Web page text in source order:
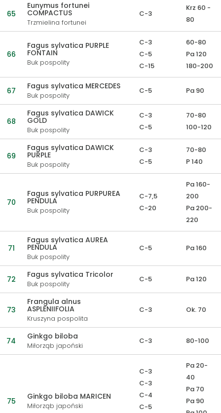
65
Eunymus fortunei
COMPACTUS
Trzmielina fortunei
C-3
Krz 60 -
80
66
Fagus sylvatica PURPLE
FONTAIN
Buk pospolity
C-3
C-5
C-15
60-80
Pa 120
180-200
67 Fagus sylvatica MERCEDES
Buk pospolity
C-5 Pa 90
68
Fagus sylvatica DAWICK
GOLD
Buk pospolity
C-3
C-5
70-80
100-120
69
Fagus sylvatica DAWICK
PURPLE
Buk pospolity
C-3
C-5
70-80
P 140
70
Fagus sylvatica PURPUREA
PENDULA
Buk pospolity
C-7,5
C-20
Pa 160-
200
Pa 200-
220
71
Fagus sylvatica AUREA
PENDULA
Buk pospolity
C-5 Pa 160
72 Fagus sylvatica Tricolor
Buk pospolity
C-5 Pa 120
73
Frangula alnus
ASPLENIIFOLIA
Kruszyna pospolita
C-3 Ok. 70
74 Ginkgo biloba
Miłorząb japoński
C-3 80-100
75 Ginkgo biloba MARICEN
Miłorząb japoński
C-3
C-3
C-4
C-5
Pa 20-
40
Pa 70
Pa 90